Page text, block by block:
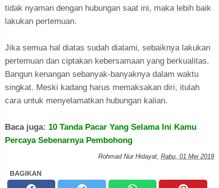
tidak nyaman dengan hubungan saat ini, maka lebih baik
lakukan pertemuan.
Jika semua hal diatas sudah dialami, sebaiknya lakukan
pertemuan dan ciptakan kebersamaan yang berkualitas.
Bangun kenangan sebanyak-banyaknya dalam waktu
singkat. Meski kadang harus memaksakan diri, itulah
cara untuk menyelamatkan hubungan kalian.
Baca juga: 10 Tanda Pacar Yang Selama Ini Kamu
Percaya Sebenarnya Pembohong
Rohmad Nur Hidayat Rabu, 01 Mei 2019
BAGIKAN